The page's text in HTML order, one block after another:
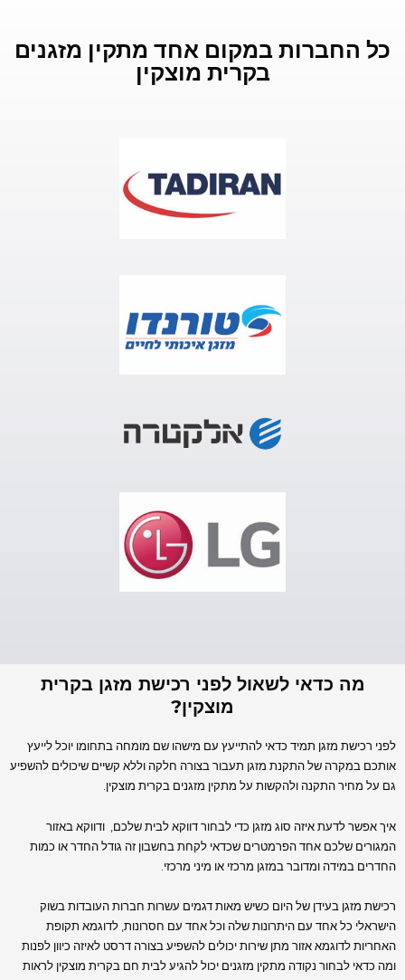
כל החברות במקום אחד מתקין מזגנים
בקרית מוצקין
מה כדאי לשאול לפני רכישת מזגן בקרית
מוצקין?
לפני רכישת מזגן תמיד כדאי להתייעץ עם מישהו שם מומחה בתחומו יוכל לייעץ
אותכם במקרה של התקנת מזגן תעבור בצורה חלקה וללא קשיים שיכולים להשפיע
גם על מחיר התקנה ולהקשות על מתקין מזגנים בקרית מוצקין.
איך אפשר לדעת איזה סוג מזגן כדי לבחור דווקא לבית שלכם, ודווקא באזור
המגורים שלכם אחד הפרמטרים שכדאי לקחת בחשבון זה גודל החדר או כמות
החדרים במידה ומדובר במזגן מרכזי או מיני מרכזי.
רכישת מזגן בעידן של היום כשיש מאות דגמים עשרות חברות העובדות בשוק
הישראלי כל אחד עם היתרונות שלה וכל אחד עם חסרונות, לדוגמא תקופת
האחריות לדוגמא אזור מתן שירות יכולים להשפיע בצורה דרסט לאיזה כיוון לפנות
ומה כדאי לבחור נקודה מתקין מזגנים יכול להגיע לבית חם בקרית מוצקין לראות